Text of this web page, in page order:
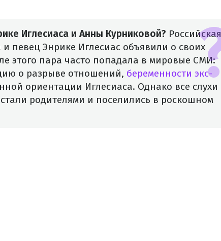
Иглесиаса и Анны Курниковой? Российская
певец Энрике Иглесиас объявили о своих
этого пара часто попадала в мировые СМИ:
о разрыве отношений, беременности экс-
ориентации Иглесиаса. Однако все слухи
родителями и поселились в роскошном